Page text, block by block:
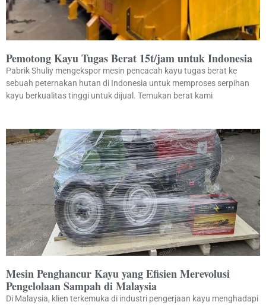
Pemotong Kayu Tugas Berat 15t/jam untuk Indonesia
Pabrik Shuliy mengekspor mesin pencacah kayu tugas berat ke
sebuah peternakan hutan di Indonesia untuk memproses serpihan
kayu berkualitas tinggi untuk dijual. Temukan berat kami
Mesin Penghancur Kayu yang Efisien Merevolusi
Pengelolaan Sampah di Malaysia
Di Malaysia, klien terkemuka di industri pengerjaan kayu menghadapi